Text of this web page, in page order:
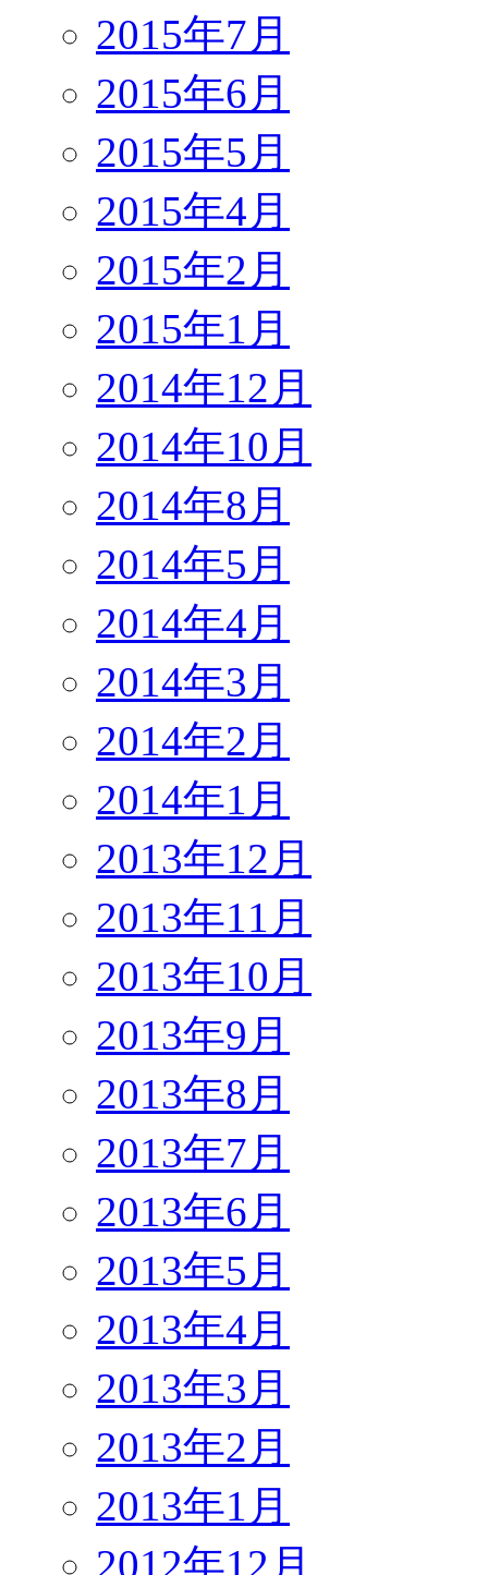
2015年7月
2015年6月
2015年5月
2015年4月
2015年2月
2015年1月
2014年12月
2014年10月
2014年8月
2014年5月
2014年4月
2014年3月
2014年2月
2014年1月
2013年12月
2013年11月
2013年10月
2013年9月
2013年8月
2013年7月
2013年6月
2013年5月
2013年4月
2013年3月
2013年2月
2013年1月
2012年12月